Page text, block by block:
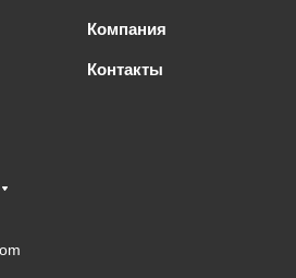
Компания
Контакты